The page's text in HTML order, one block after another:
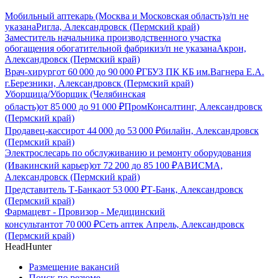
Мобильный аптекарь (Москва и Московская область)з/п не
указанаРигла, Александровск (Пермский край)
Заместитель начальника производственного участка
обогащения обогатительной фабрикиз/п не указанаАкрон,
Александровск (Пермский край)
Врач-хирургот 60 000 до 90 000 ₽ГБУЗ ПК КБ им.Вагнера Е.А.
г.Березники, Александровск (Пермский край)
Уборщица/Уборщик (Челябинская
область)от 85 000 до 91 000 ₽ПромКонсалтинг, Александровск
(Пермский край)
Продавец-кассирот 44 000 до 53 000 ₽билайн, Александровск
(Пермский край)
Электрослесарь по обслуживанию и ремонту оборудования
(Ивакинский карьер)от 72 200 до 85 100 ₽АВИСМА,
Александровск (Пермский край)
Представитель Т-Банкаот 53 000 ₽Т-Банк, Александровск
(Пермский край)
Фармацевт - Провизор - Медицинский
консультантот 70 000 ₽Сеть аптек Апрель, Александровск
(Пермский край)
HeadHunter
Размещение вакансий